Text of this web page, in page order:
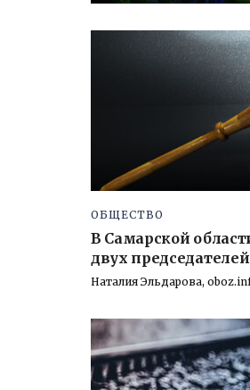
ОБЩЕСТВО
В Самарской
двух
Наталия Эльдарова,